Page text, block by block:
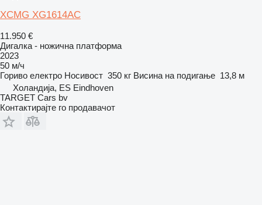
XCMG XG1614AC
11.950 €
Дигалка - ножична платформа
2023
50 м/ч
Гориво електро Носивост 350 кг Висина на подигање 13,8 м
Холандија, ES Eindhoven
TARGET Cars bv
Контактирајте го продавачот